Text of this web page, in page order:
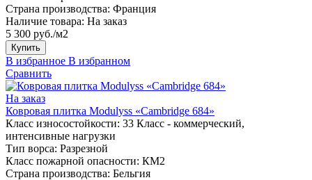
Страна производства: Франция
Наличие товара: На заказ
5 300 руб./м2
Купить
В избранное В избранном
Сравнить
На заказ
Ковровая плитка Modulyss «Cambridge 684»
Класс износостойкости: 33 Класс - коммерческий,
интенсивные нагрузки
Тип ворса: Разрезной
Класс пожарной опасности: КМ2
Страна производства: Бельгия